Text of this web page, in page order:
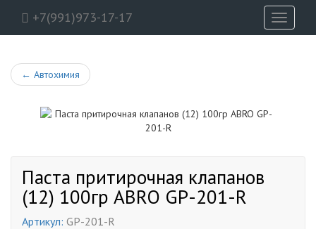
+7(991)973-17-17
Toggle
← Автохимия
Паста притирочная клапанов
(12) 100гр ABRO GP-201-R
Артикул: GP-201-R